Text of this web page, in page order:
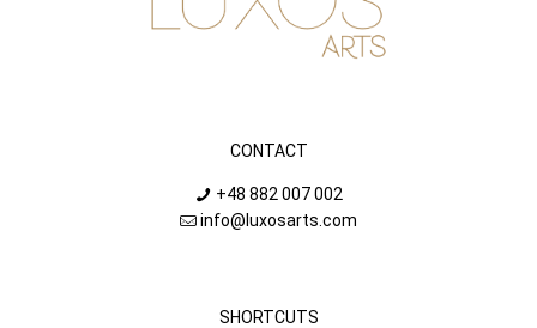
CONTACT
+48 882 007 002
info@luxosarts.com
SHORTCUTS